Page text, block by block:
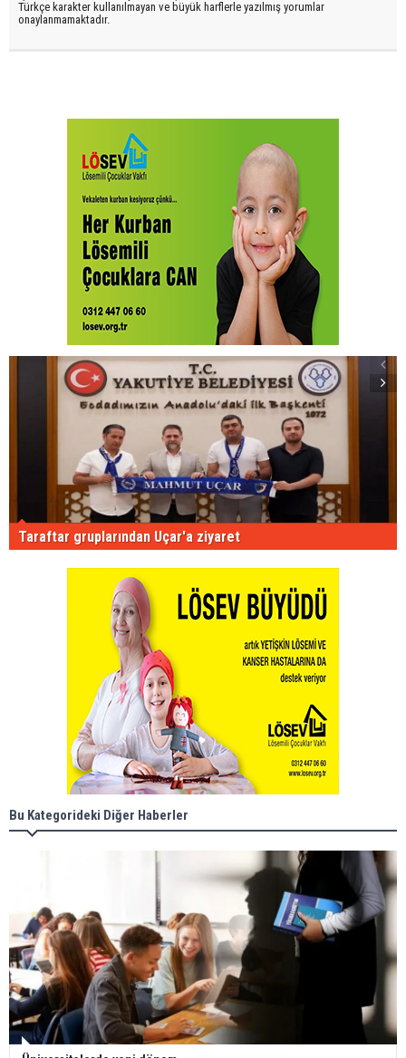
Türkçe karakter kullanılmayan ve büyük harflerle yazılmış yorumlar
onaylanmamaktadır.
Taraftar gruplarından Uçar'a ziyaret
Bu Kategorideki Diğer Haberler